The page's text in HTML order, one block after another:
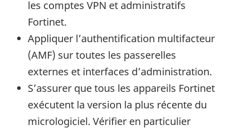
les comptes VPN et administratifs
Fortinet.
Appliquer l’authentification multifacteur
(AMF) sur toutes les passerelles
externes et interfaces d’administration.
S’assurer que tous les appareils Fortinet
exécutent la version la plus récente du
micrologiciel. Vérifier en particulier